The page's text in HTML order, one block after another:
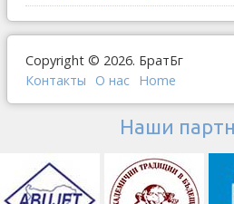
Copyright © 2026. БратБг
Контакты
О наc Home
Наши